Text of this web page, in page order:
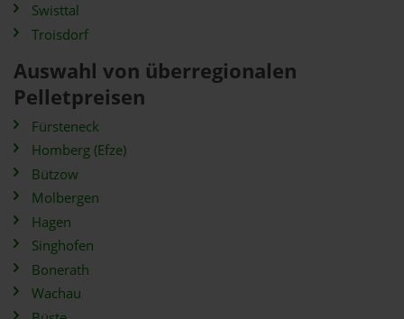
Swisttal
Troisdorf
Auswahl von überregionalen
Pelletpreisen
Fürsteneck
Homberg (Efze)
Bützow
Molbergen
Hagen
Singhofen
Bonerath
Wachau